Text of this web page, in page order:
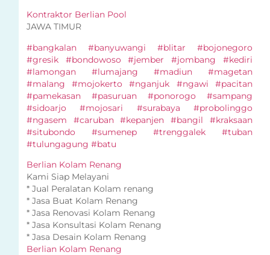
Kontraktor Berlian Pool
JAWA TIMUR
#bangkalan #banyuwangi #blitar #bojonegoro
#gresik #bondowoso #jember #jombang #kediri
#lamongan #lumajang #madiun #magetan
#malang #mojokerto #nganjuk #ngawi #pacitan
#pamekasan #pasuruan #ponorogo #sampang
#sidoarjo #mojosari #surabaya #probolinggo
#ngasem #caruban #kepanjen #bangil #kraksaan
#situbondo #sumenep #trenggalek #tuban
#tulungagung #batu
Berlian Kolam Renang
Kami Siap Melayani
* Jual Peralatan Kolam renang
* Jasa Buat Kolam Renang
* Jasa Renovasi Kolam Renang
* Jasa Konsultasi Kolam Renang
* Jasa Desain Kolam Renang
Berlian Kolam Renang